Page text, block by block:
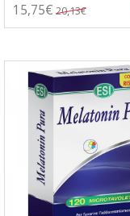
15,75€ 20,13€